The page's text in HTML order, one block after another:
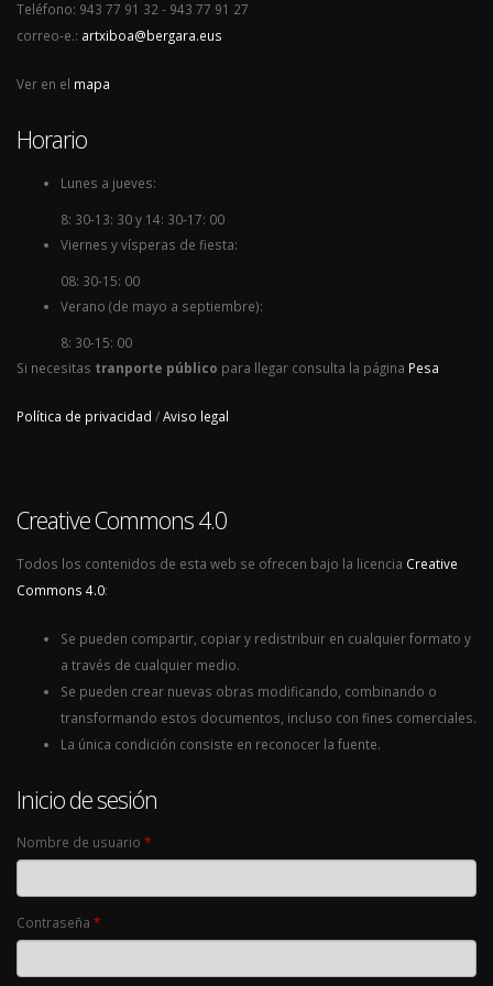
Teléfono: 943 77 91 32 - 943 77 91 27
correo-e.: artxiboa@bergara.eus
Ver en el mapa
Horario
Lunes a jueves:
8: 30-13: 30 y 14: 30-17: 00
Viernes y vísperas de fiesta:
08: 30-15: 00
Verano (de mayo a septiembre):
8: 30-15: 00
Si necesitas tranporte público para llegar consulta la página Pesa
Política de privacidad /Aviso legal
Creative Commons 4.0
Todos los contenidos de esta web se ofrecen bajo la licencia Creative
Commons 4.0:
Se pueden compartir, copiar y redistribuir en cualquier formato y
a través de cualquier medio.
Se pueden crear nuevas obras modificando, combinando o
transformando estos documentos, incluso con fines comerciales.
La única condición consiste en reconocer la fuente.
Inicio de sesión
Nombre de usuario *
Contraseña *